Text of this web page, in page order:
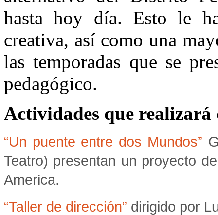
hasta hoy día. Esto le
creativa, así como una
las temporadas que se
pedagógico.
Actividades que
“Un puente entre dos Mundos”
Teatro) presentan un proyecto
America.
“Taller de dirección” dirigido por